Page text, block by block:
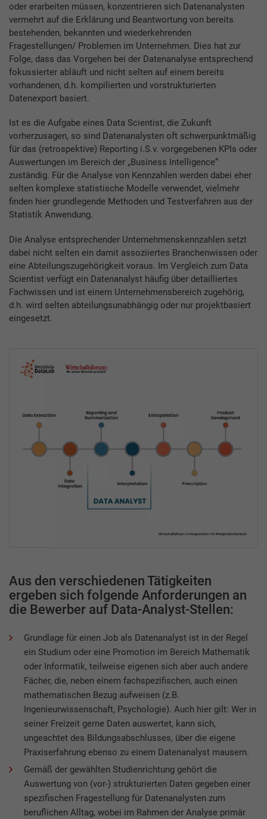
oder erarbeiten müssen, konzentrieren sich Datenanalysten
vermehrt auf die Erklärung und Beantwortung von bereits
bestehenden, bekannten und wiederkehrenden
Fragestellungen/ Problemen im Unternehmen. Dies hat zur
Folge, dass das Vorgehen bei der Datenanalyse entsprechend
fokussierter abläuft und nicht selten auf einem bereits
vorhandenen, d.h. kompilierten und vorstrukturierten
Datenexport basiert.
Ist es die Aufgabe eines Data Scientist, die Zukunft
vorherzusagen, so sind Datenanalysten oft schwerpunktmäßig
für das (retrospektive) Reporting i.S.v. vorgegebenen KPIs oder
Auswertungen im Bereich der „Business Intelligence“
zuständig. Für die Analyse von Kennzahlen werden dabei eher
selten komplexe statistische Modelle verwendet, vielmehr
finden hier grundlegende Methoden und Testverfahren aus der
Statistik Anwendung.
Die Analyse entsprechender Unternehmenskennzahlen setzt
dabei nicht selten ein damit assoziiertes Branchenwissen oder
eine Abteilungszugehörigkeit voraus. Im Vergleich zum Data
Scientist verfügt ein Datenanalyst häufig über detailliertes
Fachwissen und ist einem Unternehmensbereich zugehörig,
d.h. wird selten abteilungsunabhängig oder nur projektbasiert
eingesetzt.
Aus den verschiedenen Tätigkeiten
ergeben sich folgende Anforderungen an
die Bewerber auf Data-Analyst-Stellen:
Grundlage für einen Job als Datenanalyst ist in der Regel
ein Studium oder eine Promotion im Bereich Mathematik
oder Informatik, teilweise eigenen sich aber auch andere
Fächer, die, neben einem fachspezifischen, auch einen
mathematischen Bezug aufweisen (z.B.
Ingenieurwissenschaft, Psychologie). Auch hier gilt: Wer in
seiner Freizeit gerne Daten auswertet, kann sich,
ungeachtet des Bildungsabschlusses, über die eigene
Praxiserfahrung ebenso zu einem Datenanalyst mausern.
Gemäß der gewählten Studienrichtung gehört die
Auswertung von (vor-) strukturierten Daten gegeben einer
spezifischen Fragestellung für Datenanalysten zum
beruflichen Alltag, wobei im Rahmen der Analyse primär